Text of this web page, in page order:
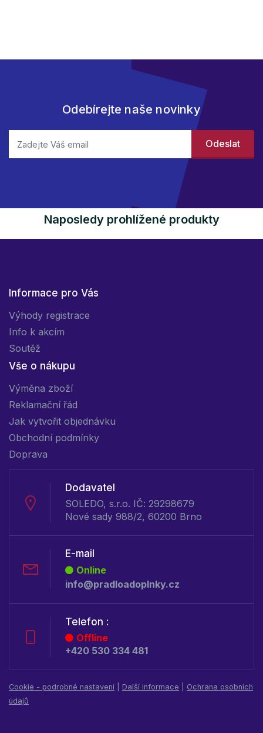
Odebírejte naše novinky
Naposledy prohlížené produkty
Informace pro Vás
Výhody registrace
Info k akcím
Soutěž
Vše o nákupu
Výměna zboží
Reklamační řád
Jak vytvořit objednávku
Obchodní podmínky
Doprava
Dodavatel
SOLEDO, s.r.o. IČ: 29298679
Nové sady 988/2, 60200 Brno
E-mail
Online
info@pradloadoplnky.cz
Telefon :
Offline
+420 530 334 481
Cookie - podrobné nastavení Další informace
Ochrana osobních
údajů